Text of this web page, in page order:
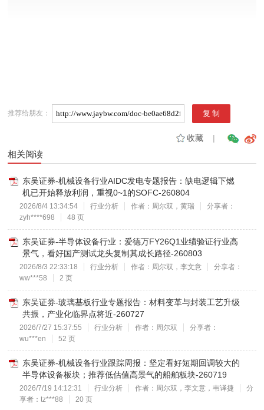
推荐给朋友：
收藏|
相关阅读
东吴证券-机械设备行业AIDC发电专题报告：缺电逻辑下燃
机已开始释放利润，重视0~1的SOFC-260804
2026/8/4 13:34:54 行业分析 作者：周尔双，黄瑞
分享者：
zyh****698
48 页
东吴证券-半导体设备行业：爱德万FY26Q1业绩验证行业高
景气，看好国产测试龙头复制其成长路径-260803
2026/8/3 22:33:18 行业分析 作者：周尔双，李文意
分享者：
ww***58
2 页
东吴证券-玻璃基板行业专题报告：材料变革与封装工艺升级
共振，产业化临界点将近-260727
2026/7/27 15:37:55 行业分析 作者：周尔双
分享者：
wu***en
52 页
东吴证券-机械设备行业跟踪周报：坚定看好短期回调较大的
半导体设备板块；推荐低估值高景气的船舶板块-260719
2026/7/19 14:12:31 行业分析 作者：周尔双，李文意，韦译捷
分
享者：tz***88
20 页